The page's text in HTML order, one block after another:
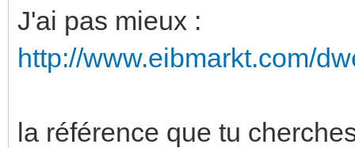
J'ai pas mieux :
http://www.eibmarkt.com/
la référence que tu